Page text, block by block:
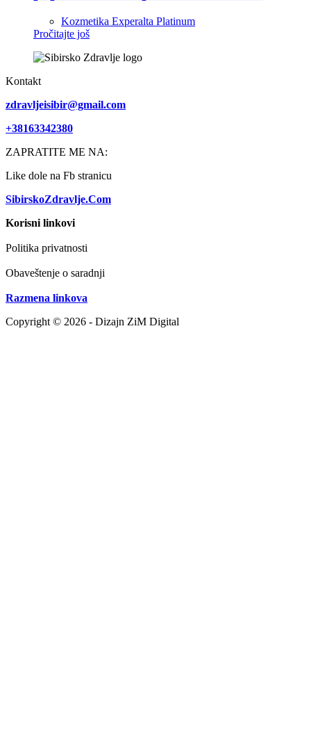
Kozmetika Experalta Platinum
Pročitajte još
Kontakt
zdravljeisibir@gmail.com
+38163342380
ZAPRATITE ME NA:
Like dole na Fb stranicu
SibirskoZdravlje.Com
Korisni linkovi
Politika privatnosti
Obaveštenje o saradnji
Razmena linkova
Copyright © 2026 - Dizajn ZiM Digital